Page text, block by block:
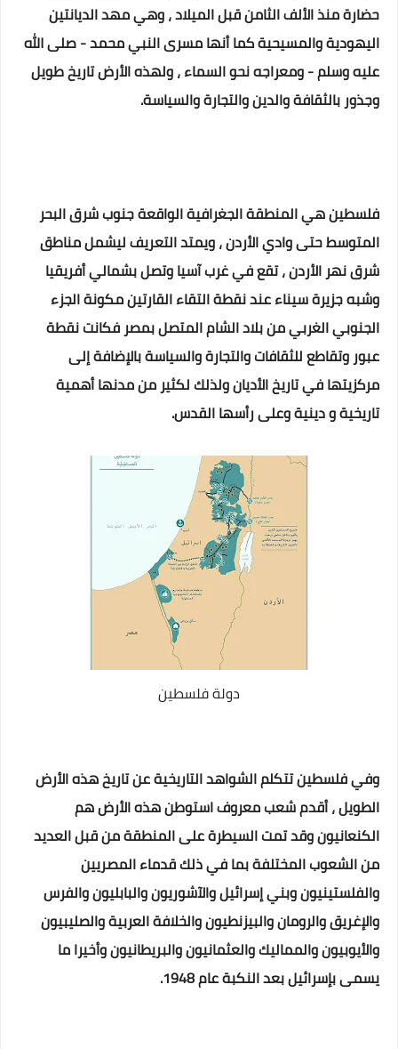
حضارة منذ الألف الثامن قبل الميلاد ، وهي مهد الديانتين
اليهودية والمسيحية كما أنها مسرى النبي محمد - صلى الله
عليه وسلم - ومعراجه نحو السماء ، ولهذه الأرض تاريخ طويل
وجذور بالثقافة والدين والتجارة والسياسة.
فلسطين هي المنطقة الجغرافية الواقعة جنوب شرق البحر
المتوسط حتى وادي الأردن ، ويمتد التعريف ليشمل مناطق
شرق نهر الأردن ، تقع في غرب آسيا وتصل بشمالي أفريقيا
وشبه جزيرة سيناء عند نقطة التقاء القارتين مكونة الجزء
الجنوبي الغربي من بلاد الشام المتصل بمصر فكانت نقطة
عبور وتقاطع للثقافات والتجارة والسياسة بالإضافة إلى
مركزيتها في تاريخ الأديان ولذلك لكثير من مدنها أهمية
تاريخية و دينية وعلى رأسها القدس.
دولة فلسطين
وفي فلسطين تتكلم الشواهد التاريخية عن تاريخ هذه الأرض
الطويل ، أقدم شعب معروف استوطن هذه الأرض هم
الكنعانيون وقد تمت السيطرة على المنطقة من قبل العديد
من الشعوب المختلفة بما في ذلك قدماء المصريين
والفلستينيون وبني إسرائيل والآشوريون والبابليون والفرس
والإغريق والرومان والبيزنطيون والخلافة العربية والصليبيون
والأيوبيون والمماليك والعثمانيون والبريطانيون وأخيرا ما
يسمى بإسرائيل بعد النكبة عام 1948.